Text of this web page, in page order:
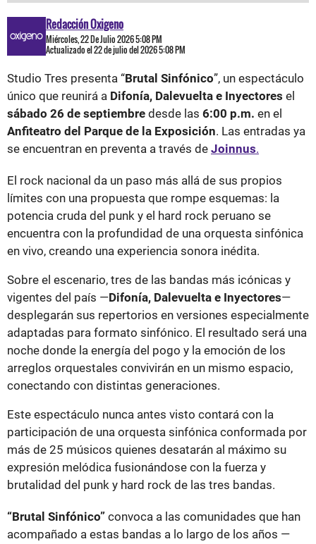
Redacción Oxigeno
Miércoles, 22 De Julio 2026 5:08 PM
Actualizado el 22 de julio del 2026 5:08 PM
Studio Tres presenta “Brutal Sinfónico”, un espectáculo
único que reunirá a Difonía, Dalevuelta e Inyectores el
sábado 26 de septiembre desde las 6:00 p.m. en el
Anfiteatro del Parque de la Exposición. Las entradas ya
se encuentran en preventa a través de Joinnus.
El rock nacional da un paso más allá de sus propios
límites con una propuesta que rompe esquemas: la
potencia cruda del punk y el hard rock peruano se
encuentra con la profundidad de una orquesta sinfónica
en vivo, creando una experiencia sonora inédita.
Sobre el escenario, tres de las bandas más icónicas y
vigentes del país —Difonía, Dalevuelta e Inyectores—
desplegarán sus repertorios en versiones especialmente
adaptadas para formato sinfónico. El resultado será una
noche donde la energía del pogo y la emoción de los
arreglos orquestales convivirán en un mismo espacio,
conectando con distintas generaciones.
Este espectáculo nunca antes visto contará con la
participación de una orquesta sinfónica conformada por
más de 25 músicos quienes desatarán al máximo su
expresión melódica fusionándose con la fuerza y
brutalidad del punk y hard rock de las tres bandas.
“Brutal Sinfónico” convoca a las comunidades que han
acompañado a estas bandas a lo largo de los años —